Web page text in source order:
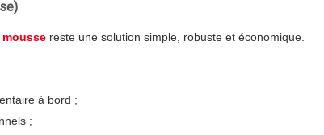
reste une solution simple, robuste et économique.
à bord ;
;